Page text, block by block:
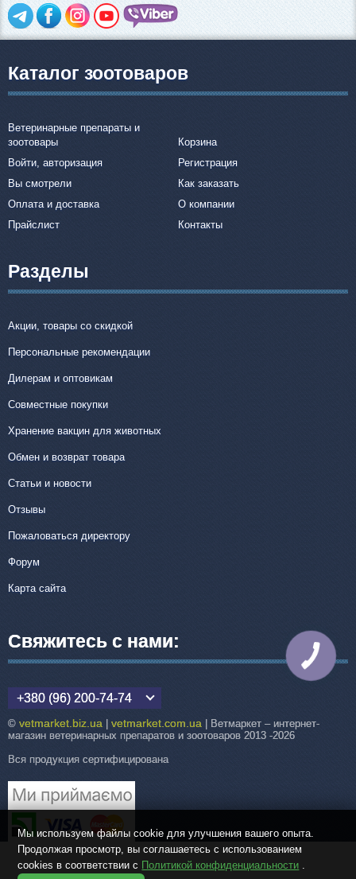
Каталог зоотоваров
Ветеринарные препараты и
зоотовары
Корзина
Войти, авторизация
Регистрация
Вы смотрели
Как заказать
Оплата и доставка
О компании
Прайслист
Контакты
Разделы
Акции, товары со скидкой
Персональные рекомендации
Дилерам и оптовикам
Совместные покупки
Хранение вакцин для животных
Обмен и возврат товара
Статьи и новости
Отзывы
Пожаловаться директору
Форум
Карта сайта
Свяжитесь с нами:
+380 (96) 200-74-74
© vetmarket.biz.ua vetmarket.com.ua | Ветмаркет – интернет-
магазин ветеринарных препаратов и зоотоваров 2013 -2026
Вся продукция сертифицирована
Мы используем файлы cookie для улучшения вашего опыта.
Продолжая просмотр, вы соглашаетесь с использованием
cookies в соответствии с Политикой конфиденциальности .
КНОПКА
СВЯЗИ